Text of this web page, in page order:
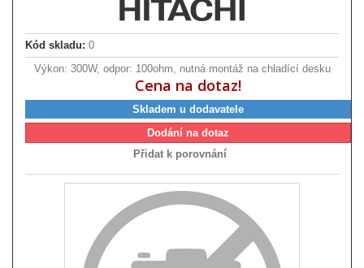
Kód skladu: 0
Výkon: 300W, odpor: 100ohm, nutná montáž na chladící desku
Cena na dotaz!
Skladem u dodavatele
Dodání na dotaz
Přidat k porovnání